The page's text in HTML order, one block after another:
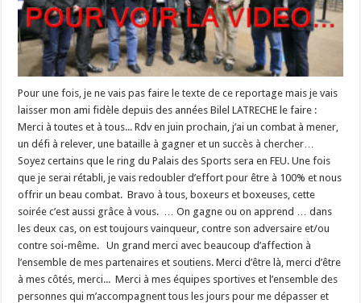
Pour une fois, je ne vais pas faire le texte de ce reportage mais je vais
laisser mon ami fidèle depuis des années Bilel LATRECHE le faire :
Merci à toutes et à tous... Rdv en juin prochain, j’ai un combat à mener,
un défi à relever, une bataille à gagner et un succès à chercher…
Soyez certains que le ring du Palais des Sports sera en FEU. Une fois
que je serai rétabli, je vais redoubler d’effort pour être à 100% et nous
offrir un beau combat. Bravo à tous, boxeurs et boxeuses, cette
soirée c’est aussi grâce à vous. … On gagne ou on apprend … dans
les deux cas, on est toujours vainqueur, contre son adversaire et/ou
contre soi-même. Un grand merci avec beaucoup d’affection à
l’ensemble de mes partenaires et soutiens. Merci d’être là, merci d’être
à mes côtés, merci... Merci à mes équipes sportives et l’ensemble des
personnes qui m’accompagnent tous les jours pour me dépasser et